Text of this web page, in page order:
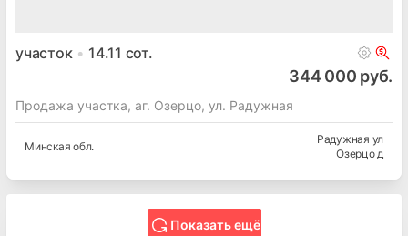
участок 14.11 сот.
344 000 руб.
Продажа участка, аг. Озерцо, ул. Радужная
Минская обл.
Радужная ул
Озерцо д
Показать ещё